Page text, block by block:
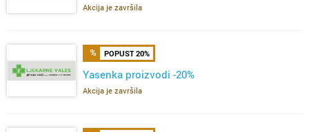
Akcija je završila
POPUST 20%
Yasenka proizvodi -20%
Akcija je završila